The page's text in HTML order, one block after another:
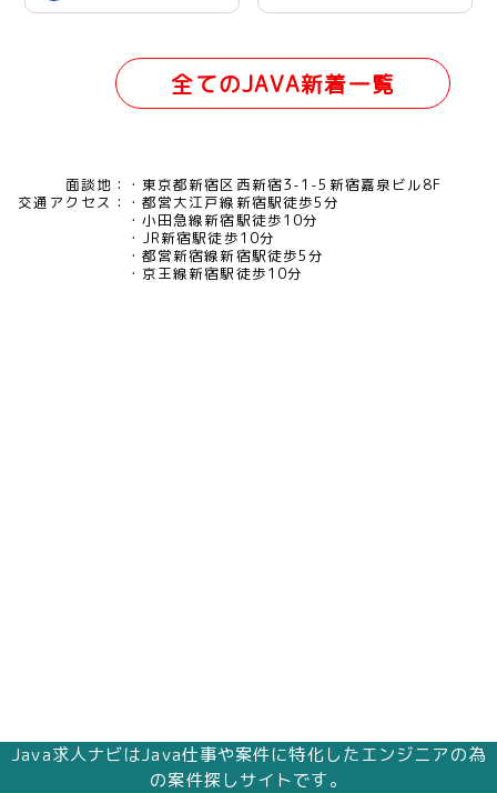
全てのJAVA新着一覧
面談地：
東京都新宿区西新宿3-1-5新宿嘉泉ビル8F
交通アクセス：
都営大江戸線新宿駅徒歩5分
小田急線新宿駅徒歩10分
JR新宿駅徒歩10分
都営新宿線新宿駅徒歩5分
京王線新宿駅徒歩10分
Java求人ナビはJava仕事や案件に特化したエンジニアの為
の案件探しサイトです。